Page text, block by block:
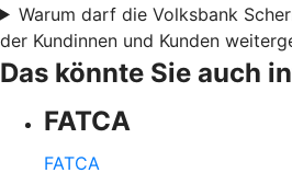
Warum darf die Volksbank
der Kundinnen und Kunden
Das könnte Sie auch
FATCA
FATCA